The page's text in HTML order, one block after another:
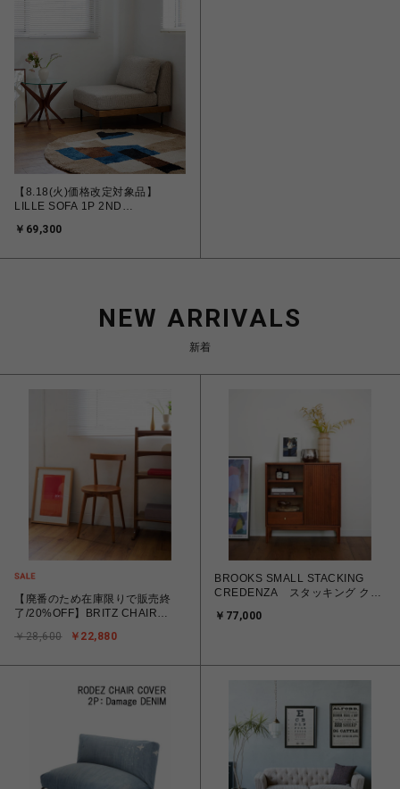
【8.18(火)価格改定対象品】
LILLE SOFA 1P 2ND
￥69,300
NEW ARRIVALS
新着
【廃番のため在庫限りで販売終
了/20%OFF】BRITZ CHAIR
704
￥22,880
￥28,600
BROOKS SMALL STACKING
CREDENZA スタッキング クレ
￥77,000